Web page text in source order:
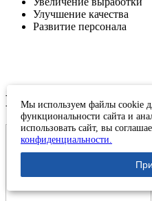
Улучшение качества
Развитие персонала
Благодарственные
Мы используем файлы cookie
функциональности сайта и
использовать сайт, вы
конфиденциальности.